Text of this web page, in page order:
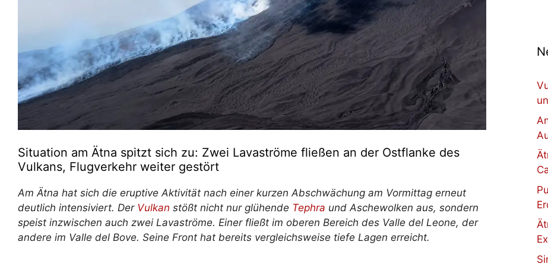
Situation am Ätna spitzt sich zu: Zwei Lavaströme fließen an der Ostflanke des
Vulkans, Flugverkehr weiter gestört
Am Ätna hat sich die eruptive Aktivität nach einer kurzen Abschwächung am Vormittag erneut
deutlich intensiviert. Der Vulkan stößt nicht nur glühende Tephra und Aschewolken aus, sondern
speist inzwischen auch zwei Lavaströme. Einer fließt im oberen Bereich des Valle del Leone, der
andere im Valle del Bove. Seine Front hat bereits vergleichsweise tiefe Lagen erreicht.